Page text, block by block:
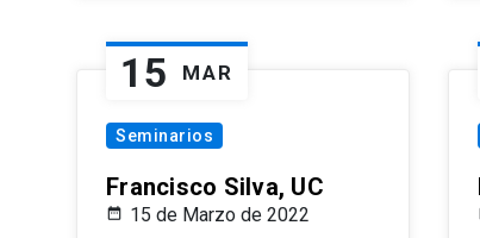
15 MAR
Seminarios
Francisco Silva, UC
15 de Marzo de 2022